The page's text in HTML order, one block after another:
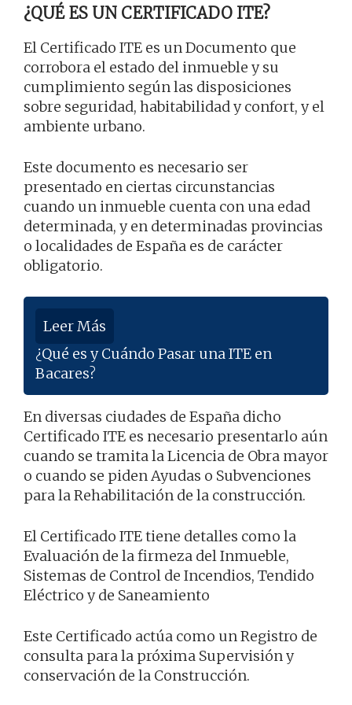
¿QUÉ ES UN CERTIFICADO ITE?
El Certificado ITE es un Documento que
corrobora el estado del inmueble y su
cumplimiento según las disposiciones
sobre seguridad, habitabilidad y confort, y el
ambiente urbano.
Este documento es necesario ser
presentado en ciertas circunstancias
cuando un inmueble cuenta con una edad
determinada, y en determinadas provincias
o localidades de España es de carácter
obligatorio.
Leer Más
¿Qué es y Cuándo Pasar una ITE en
Bacares?
En diversas ciudades de España dicho
Certificado ITE es necesario presentarlo aún
cuando se tramita la Licencia de Obra mayor
o cuando se piden Ayudas o Subvenciones
para la Rehabilitación de la construcción.
El Certificado ITE tiene detalles como la
Evaluación de la firmeza del Inmueble,
Sistemas de Control de Incendios, Tendido
Eléctrico y de Saneamiento
Este Certificado actúa como un Registro de
consulta para la próxima Supervisión y
conservación de la Construcción.